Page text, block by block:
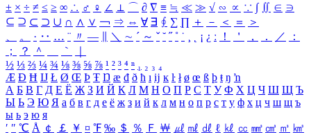
± × ÷ ≠ ≤ ≥ ∞ ∴ ♂ ♀ ∠ ⊥ ⌒ ∂ ∇ ≡ ≒ ≪ ≫ √ ∽ ∝ ∵ ∫ ∬ ∈ ∋
⊆ ⊇ ⊂ ⊃ ∪ ∩ ∧ ∨ ￢ ⇒ ⇔ ∀ ∃ ∮ ∑ ∏ ＋ － ＜ ＝
＞
、
。 · ‥ … ¨ 〃 ― ＼ ∼ ´ ～ ˇ ˘ ˝ ˚ ˙ ¸ ¡ ¿ ː ！ ＇ ， ． ／
：
；
？ ＾ ｀
½ ⅓ ⅔ ¼ ¾ ⅛ ⅜ ⅝ ⅞ ¹ ² ³ ⁴ ⁿ ₁ ₂ ₃ ₄
Æ Ð Ħ Ĳ Ł Ø Œ Þ Ŧ Ŋ æ đ ð ħ ı ĳ ĸ ŀ ł ø œ ß þ ŧ ŋ ŉ
А Б В Г Д Е Ё Ж З И Й К Л М Н О П Р С Т У Ф Х Ц Ч Ш Щ Ъ
Ы Ь Э Ю Я а б в г д е ё ж з и й к л м н о п р с т у ф х ц ч ш щ ъ
ы ь э ю я
′ ″ ℃ Å ￠ ￡ ￥ ¤ ℉ ‰ ＄ ％ Ｆ ￦ ㎕ ㎖ ㎗ ℓ ㎘ ㏄ ㎣ ㎤ ㎥ ㎦